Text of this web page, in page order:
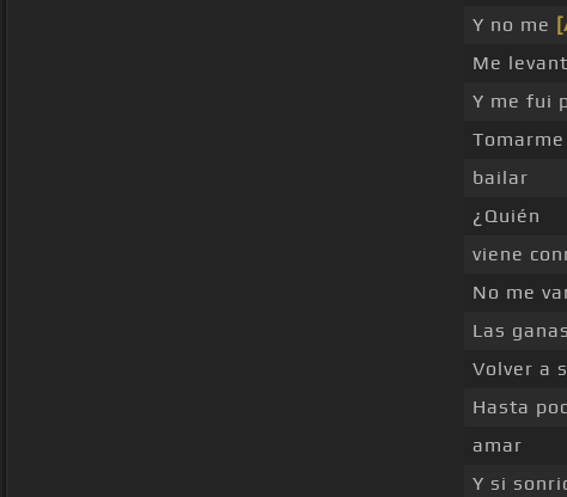
Y no me
Me
Y me fui
bailar
¿Quién
viene
No me
Las
Volver a
Hasta
amar
Y si